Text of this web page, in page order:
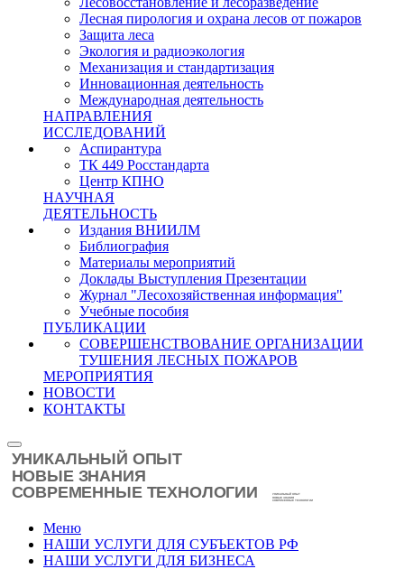
Лесная пирология и охрана лесов от пожаров
Защита леса
Экология и радиоэкология
Механизация и стандартизация
Инновационная деятельность
Международная деятельность
НАПРАВЛЕНИЯ
ИССЛЕДОВАНИЙ
Аспирантура
ТК 449 Росстандарта
Центр КПНО
НАУЧНАЯ
ДЕЯТЕЛЬНОСТЬ
Издания ВНИИЛМ
Библиография
Материалы мероприятий
Доклады Выступления Презентации
Журнал "Лесохозяйственная информация"
Учебные пособия
ПУБЛИКАЦИИ
СОВЕРШЕНСТВОВАНИЕ ОРГАНИЗАЦИИ
ТУШЕНИЯ ЛЕСНЫХ ПОЖАРОВ
МЕРОПРИЯТИЯ
НОВОСТИ
КОНТАКТЫ
Меню
НАШИ УСЛУГИ ДЛЯ СУБЪЕКТОВ РФ
НАШИ УСЛУГИ ДЛЯ БИЗНЕСА